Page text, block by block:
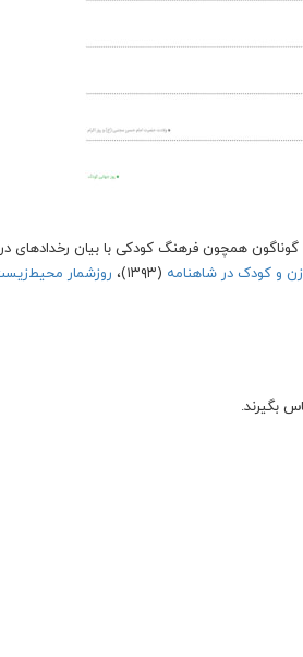
با موضوع های گوناگون همچون فرهنگ کودکی با بیان
زن و کودک در شاهنامه (۱۳۹۳)،
روزشمار